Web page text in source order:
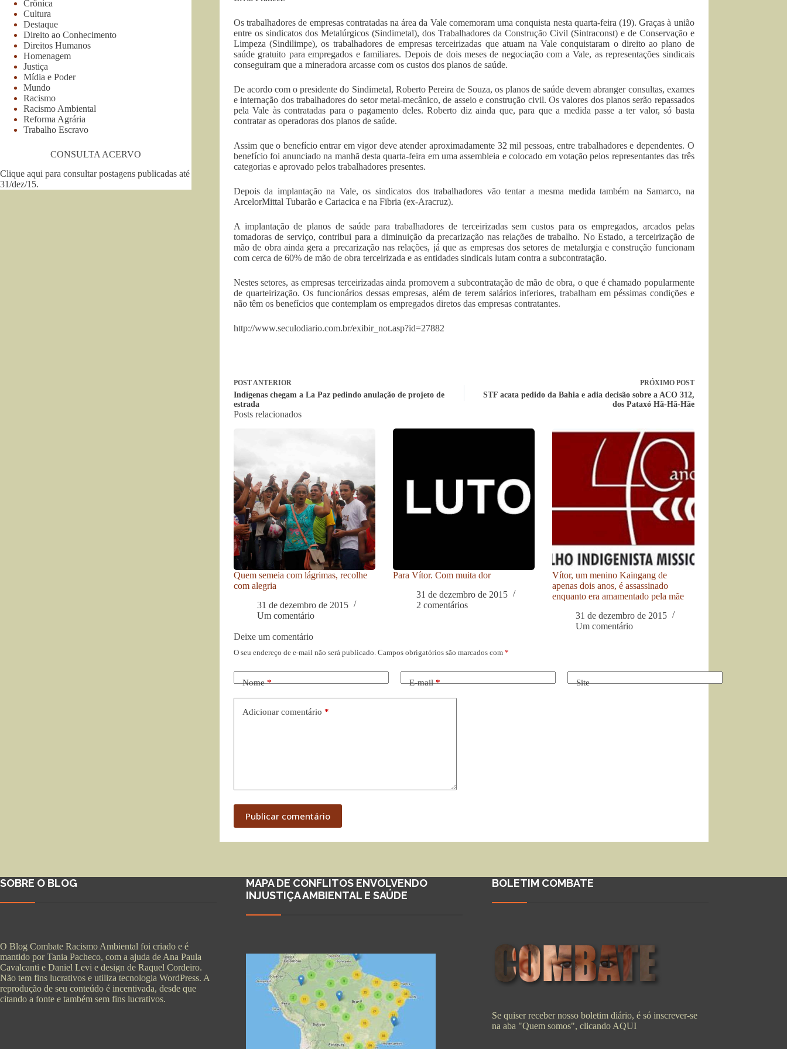
Os trabalhadores de empresas contratadas na área da Vale comemoram uma conquista nesta quarta-feira (19). Graças à união
entre os sindicatos dos Metalúrgicos (Sindimetal), dos Trabalhadores da Construção Civil (Sintraconst) e de Conservação e
Limpeza (Sindilimpe), os trabalhadores de empresas terceirizadas que atuam na Vale conquistaram o direito ao plano de
saúde gratuito para empregados e familiares. Depois de dois meses de negociação com a Vale, as representações sindicais
conseguiram que a mineradora arcasse com os custos dos planos de saúde.
De acordo com o presidente do Sindimetal, Roberto Pereira de Souza, os planos de saúde devem abranger consultas, exames
e internação dos trabalhadores do setor metal-mecânico, de asseio e construção civil. Os valores dos planos serão repassados
pela Vale às contratadas para o pagamento deles. Roberto diz ainda que, para que a medida passe a ter valor, só basta
contratar as operadoras dos planos de saúde.
Assim que o benefício entrar em vigor deve atender aproximadamente 32 mil pessoas, entre trabalhadores e dependentes. O
benefício foi anunciado na manhã desta quarta-feira em uma assembleia e colocado em votação pelos representantes das três
categorias e aprovado pelos trabalhadores presentes.
Depois da implantação na Vale, os sindicatos dos trabalhadores vão tentar a mesma medida também na Samarco, na
ArcelorMittal Tubarão e Cariacica e na Fibria (ex-Aracruz).
A implantação de planos de saúde para trabalhadores de terceirizadas sem custos para os empregados, arcados pelas
tomadoras de serviço, contribui para a diminuição da precarização nas relações de trabalho. No Estado, a terceirização de
mão de obra ainda gera a precarização nas relações, já que as empresas dos setores de metalurgia e construção funcionam
com cerca de 60% de mão de obra terceirizada e as entidades sindicais lutam contra a subcontratação.
Nestes setores, as empresas terceirizadas ainda promovem a subcontratação de mão de obra, o que é chamado popularmente
de quarteirização. Os funcionários dessas empresas, além de terem salários inferiores, trabalham em péssimas condições e
não têm os benefícios que contemplam os empregados diretos das empresas contratantes.
http://www.seculodiario.com.br/exibir_not.asp?id=27882
POSTANTERIOR
Indígenas chegam a La Paz pedindo anulação de projeto de
estrada
PRÓXIMO POST
STF acata pedido da Bahia e adia decisão sobre a ACO 312,
dos Pataxó Hã-Hã-Hãe
Posts relacionados
Quem semeia com lágrimas, recolhe
com alegria
31 de dezembro de 2015
Um comentário
Para Vítor. Com muita dor
31 de dezembro de 2015
2 comentários
Vítor, um menino Kaingang de
apenas dois anos, é assassinado
enquanto era amamentado pela mãe
31 de dezembro de 2015
Um comentário
Deixe um comentário
O seu endereço de e-mail não será publicado. Campos obrigatórios são marcados com *
Nome* E-mail* Site
Adicionar comentário *
Publicar comentário
Crônica
Cultura
Destaque
Direito ao Conhecimento
Direitos Humanos
Homenagem
Justiça
Mídia e Poder
Mundo
Racismo
Racismo Ambiental
Reforma Agrária
Trabalho Escravo
CONSULTA ACERVO
Clique aqui para consultar postagens publicadas até
31/dez/15.
SOBRE O BLOG
O Blog Combate Racismo Ambiental foi criado e é
mantido por Tania Pacheco, com a ajuda de Ana Paula
Cavalcanti e Daniel Levi e design de Raquel Cordeiro.
Não tem fins lucrativos e utiliza tecnologia WordPress. A
reprodução de seu conteúdo é incentivada, desde que
citando a fonte e também sem fins lucrativos.
MAPA DE CONFLITOS ENVOLVENDO
INJUSTIÇA AMBIENTAL E SAÚDE
BOLETIM COMBATE
Se quiser receber nosso boletim diário, é só inscrever-se
na aba "Quem somos", clicando AQUI